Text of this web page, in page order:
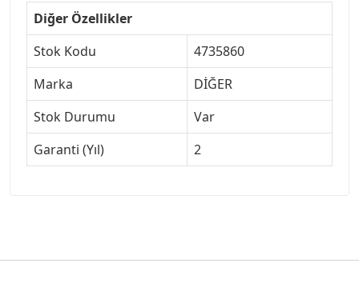
Diğer Özellikler
Stok Kodu
4735860
Marka
DİĞER
Stok Durumu
Var
Garanti (Yıl)
2